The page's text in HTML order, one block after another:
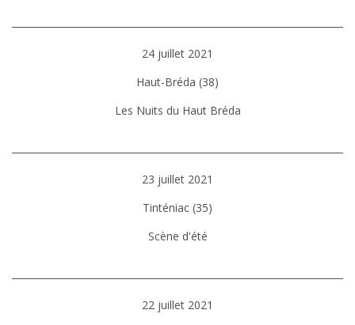
24 juillet 2021
Haut-Bréda (38)
Les Nuits du Haut Bréda
23 juillet 2021
Tinténiac (35)
Scène d'été
22 juillet 2021